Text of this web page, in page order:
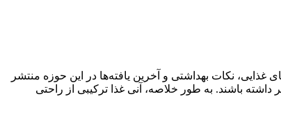
نکات بهداشتی و آخرین یافته‌ها در این حوزه منتشر
داشته باشند. به طور خلاصه، آنی غذا ترکیبی از راحتی